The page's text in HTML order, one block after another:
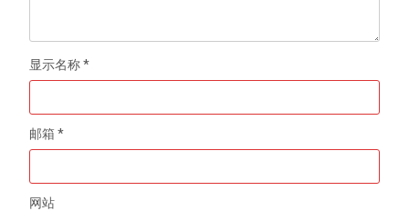
显示名称*
邮箱*
网站